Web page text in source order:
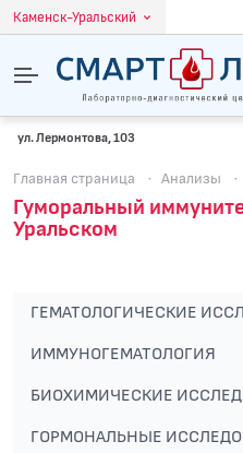
Каменск-Уральский
ул. Лермонтова, 103
Главная страница · Анализы ·
Гуморальный
Уральском
ГЕМАТОЛОГИЧЕСКИЕ
ИММУНОГЕМАТОЛОГИЯ
БИОХИМИЧЕСКИЕ
ГОРМОНАЛЬНЫЕ